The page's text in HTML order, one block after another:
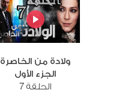
ولادة من الخاصرة
الجزء الأول
الحلقة 7